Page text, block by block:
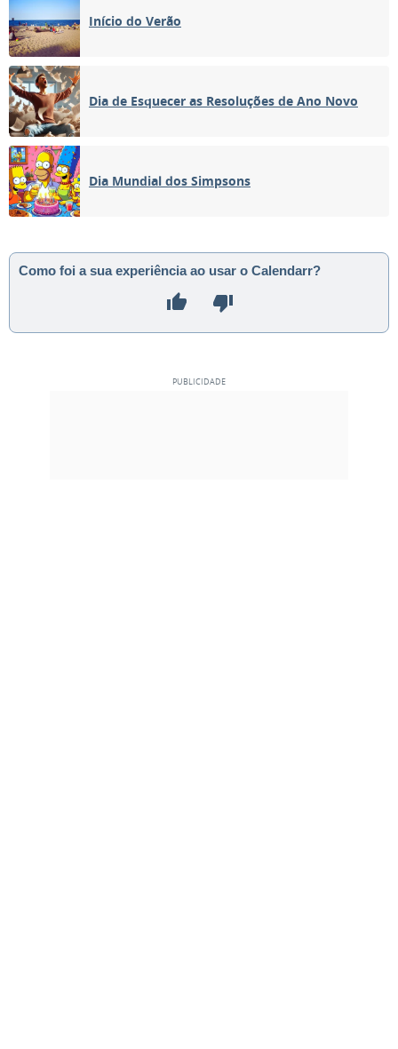
Início do Verão
Dia de Esquecer as Resoluções de Ano Novo
Dia Mundial dos Simpsons
Como foi a sua experiência ao usar o Calendarr?